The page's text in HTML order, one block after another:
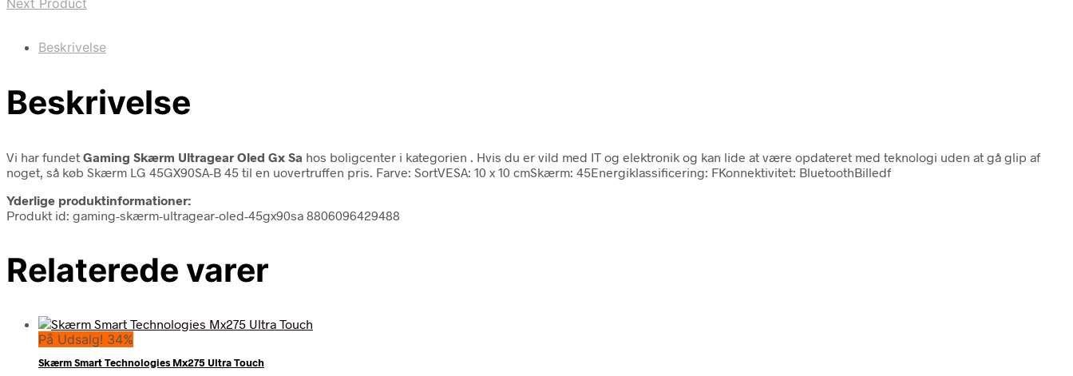
Beskrivelse
Beskrivelse
Vi har fundet Gaming Skærm Ultragear Oled Gx Sa hos boligcenter i kategorien
. Hvis du er vild med IT og elektronik og kan lide at være opdateret med teknologi uden at gå glip af
noget, så køb Skærm LG 45GX90SA-B 45 til en uovertruffen pris. Farve: SortVESA: 10 x 10 cmSkærm: 45Energiklassificering: FKonnektivitet: BluetoothBilledf
Yderlige produktinformationer:
Produkt id: gaming-skærm-ultragear-oled-45gx90sa 8806096429488
Relaterede varer
På Udsalg! 34%
Skærm Smart Technologies Mx275 Ultra Touch